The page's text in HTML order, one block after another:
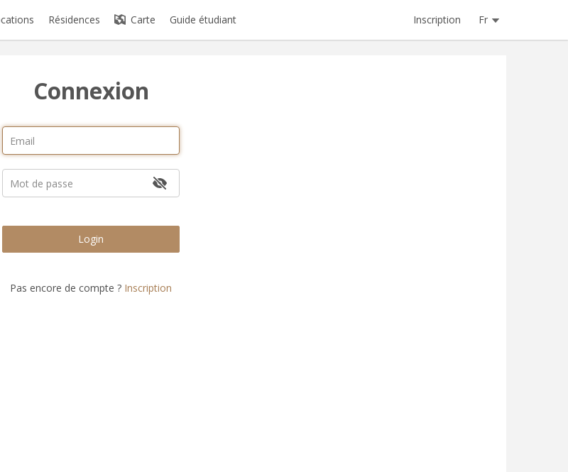
Résidences Carte Guide étudiant Inscription Fr
Connexion
Login
Pas encore de compte ? Inscription